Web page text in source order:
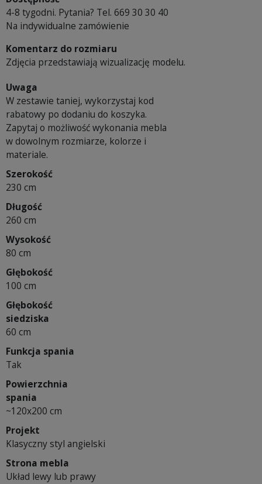
4-8 tygodni. Pytania? Tel. 669 30 30 40
Na indywidualne zamówienie
Komentarz do rozmiaru
Zdjęcia przedstawiają wizualizację modelu.
Uwaga
W zestawie taniej, wykorzystaj kod
rabatowy po dodaniu do koszyka.
Zapytaj o możliwość wykonania mebla
w dowolnym rozmiarze, kolorze i
materiale.
Szerokość
230 cm
Długość
260 cm
Wysokość
80 cm
Głębokość
100 cm
Głębokość
siedziska
60 cm
Funkcja spania
Tak
Powierzchnia
spania
~120x200 cm
Projekt
Klasyczny styl angielski
Strona mebla
Układ lewy lub prawy